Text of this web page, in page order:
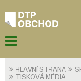
HLAVNÍ STRANA
TISKOVÁ MÉDIA